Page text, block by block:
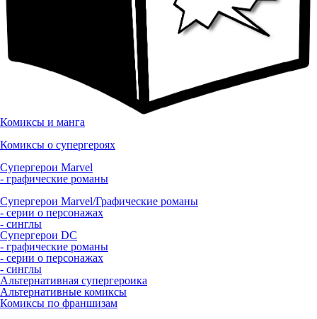
Комиксы и манга
Комиксы о супергероях
Супергерои Marvel
- графические романы
Супергерои Marvel/Графические романы
- серии о персонажах
- синглы
Супергерои DC
- графические романы
- серии о персонажах
- синглы
Альтернативная супергероика
Альтернативные комиксы
Комиксы по франшизам